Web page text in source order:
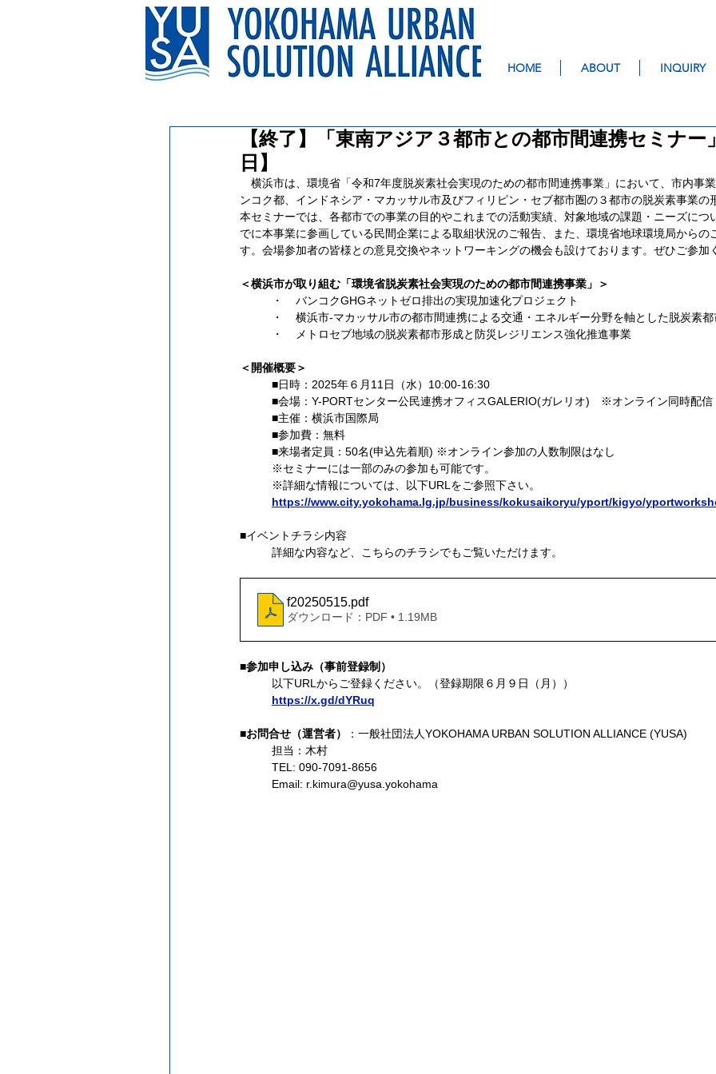
HOME ABOUT INQUIRY
【終了】「東南アジア３都市との都市間連携セミナー
日】
横浜市は、環境省「令和7年度脱炭素社会実現のための都市間連携事業」において、市内事
ンコク都、インドネシア・マカッサル市及びフィリピン・セブ都市圏の３都市の脱炭素事業の
本セミナーでは、各都市での事業の目的やこれまでの活動実績、対象地域の課題・ニーズにつ
でに本事業に参画している民間企業による取組状況のご報告、また、環境省地球環境局からの
す。会場参加者の皆様との意見交換やネットワーキングの機会も設けております。ぜひご参加
＜横浜市が取り組む「環境省脱炭素社会実現のための都市間連携事業」＞
・    バンコクGHGネットゼロ排出の実現加速化プロジェクト
・    横浜市-マカッサル市の都市間連携による交通・エネルギー分野を軸とした脱炭素
・    メトロセブ地域の脱炭素都市形成と防災レジリエンス強化推進事業
＜開催概要＞
■日時：2025年６月11日（水）10:00-16:30
■会場：Y-PORTセンター公民連携オフィスGALERIO(ガレリオ)　※オンライン同時配信
■主催：横浜市国際局
■参加費：無料
■来場者定員：50名(申込先着順) ※オンライン参加の人数制限はなし
※セミナーには一部のみの参加も可能です。
※詳細な情報については、以下URLをご参照下さい。
https://www.city.yokohama.lg.jp/business/kokusaikoryu/yport/kigyo/
■イベントチラシ内容
詳細な内容など、こちらのチラシでもご覧いただけます。
f20250515.pdf
ダウンロード：PDF • 1.19MB
■参加申し込み（事前登録制）
以下URLからご登録ください。（登録期限６月９日（月））
https://x.gd/dYRuq
■お問合せ（運営者）
：一般社団法人YOKOHAMA URBAN SOLUTION ALLIANCE (YUSA)
担当：木村
TEL: 090-7091-8656
Email: r.kimura@yusa.yokohama